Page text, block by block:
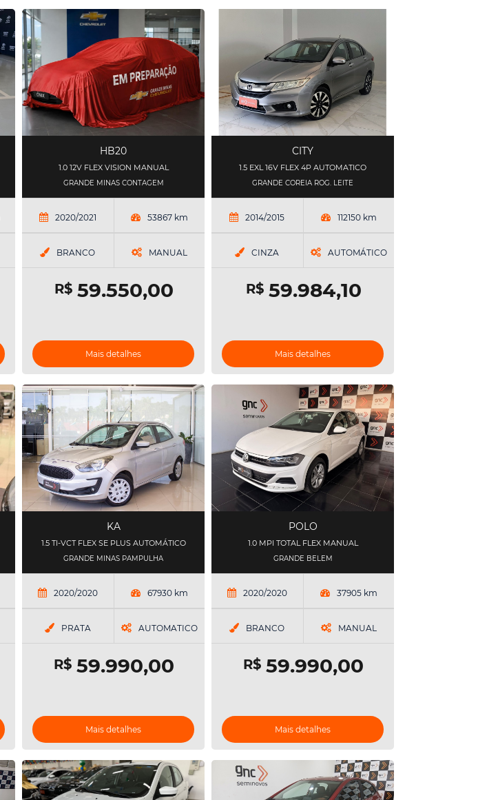
HB20
1.0 12V FLEX VISION MANUAL
GRANDE MINAS CONTAGEM
2020/2021 53867 km
BRANCO MANUAL
R$59.550,00
Mais detalhes
CITY
1.5 EXL 16V FLEX 4P AUTOMATICO
GRANDE COREIA ROG. LEITE
2014/2015 112150 km
CINZA AUTOMÁTICO
R$59.984,10
Mais detalhes
KA
1.5 TI-VCT FLEX SE PLUS AUTOMÁTICO
GRANDE MINAS PAMPULHA
2020/2020 67930 km
PRATA AUTOMATICO
R$59.990,00
Mais detalhes
POLO
1.0 MPI TOTAL FLEX MANUAL
GRANDE BELEM
2020/2020 37905 km
BRANCO MANUAL
R$59.990,00
Mais detalhes